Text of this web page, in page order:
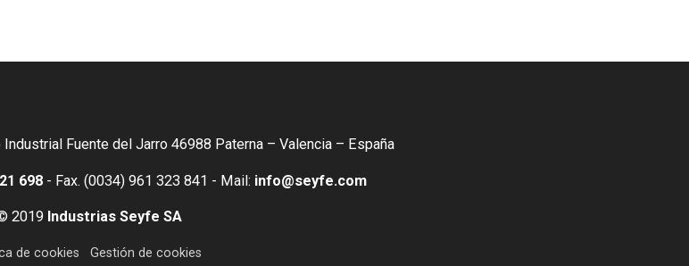
Fuente del Jarro 46988 Paterna – Valencia – España
698 - Fax. (0034) 961 323 841 - Mail: info@seyfe.com
2019 Industrias Seyfe SA
de cookies Gestión de cookies